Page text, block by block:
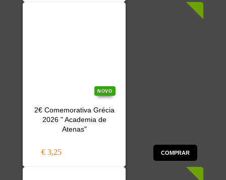
NOVO
2€ Comemorativa Grécia
2026 " Academia de
Atenas"
€ 3,25 COMPRAR